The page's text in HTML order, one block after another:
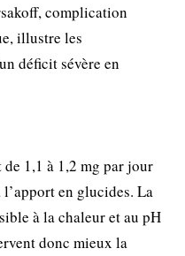
complication
illustre les
déficit sévère en
1,1 à 1,2 mg par jour
en glucides. La
à la chaleur et au pH
donc mieux la